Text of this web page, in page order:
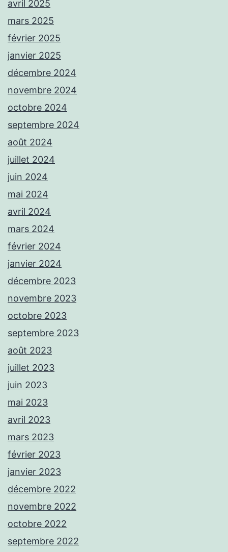
avril 2025
mars 2025
février 2025
janvier 2025
décembre 2024
novembre 2024
octobre 2024
septembre 2024
août 2024
juillet 2024
juin 2024
mai 2024
avril 2024
mars 2024
février 2024
janvier 2024
décembre 2023
novembre 2023
octobre 2023
septembre 2023
août 2023
juillet 2023
juin 2023
mai 2023
avril 2023
mars 2023
février 2023
janvier 2023
décembre 2022
novembre 2022
octobre 2022
septembre 2022